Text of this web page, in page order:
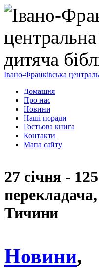
Івано-Франківська
Домашня
Про нас
Новини
Наші поради
Гостьова книга
Контакти
Мапа сайту
27 січня -
Тичини
Новини,